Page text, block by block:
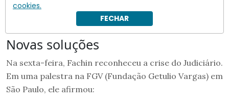
Gilmar sobre Vieira: “Será que ele faz parte de alguma
Novas soluções
Na sexta-feira, Fachin reconheceu a crise do Judiciário.
Em uma palestra na FGV (Fundação Getulio Vargas) em
São Paulo, ele afirmou:
cookies.
FECHAR